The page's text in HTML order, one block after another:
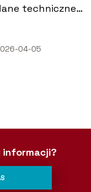
techniczne
04-05
informacji?